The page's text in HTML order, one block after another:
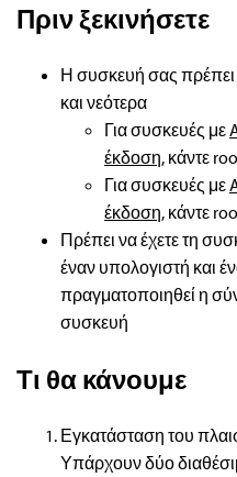
Πριν ξεκινήσετε
Η συσκευή σας πρέπει
και νεότερα
Για συσκευές με
έκδοση, κάντε
Για συσκευές με
έκδοση, κάντε
Πρέπει να έχετε τη
έναν υπολογιστή και
πραγματοποιηθεί η
συσκευή
Τι θα κάνουμε
Εγκατάσταση του
Υπάρχουν δύο